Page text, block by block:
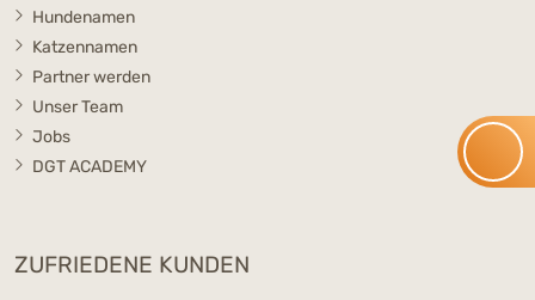
Hundenamen
Katzennamen
Partner werden
Unser Team
Jobs
DGT ACADEMY
ZUFRIEDENE KUNDEN